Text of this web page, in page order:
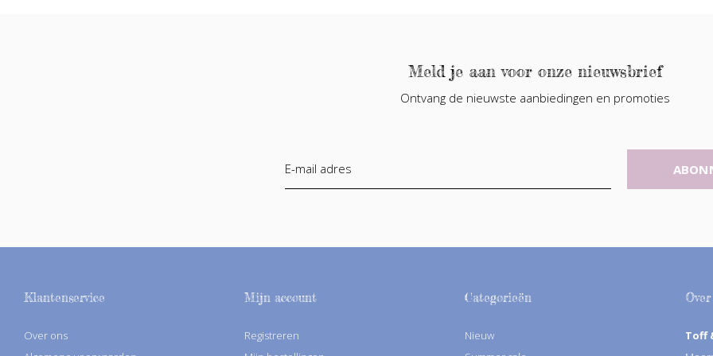
Meld je aan voor onze nieuwsbrief
Ontvang de nieuwste aanbiedingen en promoties
Klantenservice
Over ons
Mijn account
Registreren
Categorieën
Nieuw
Toff